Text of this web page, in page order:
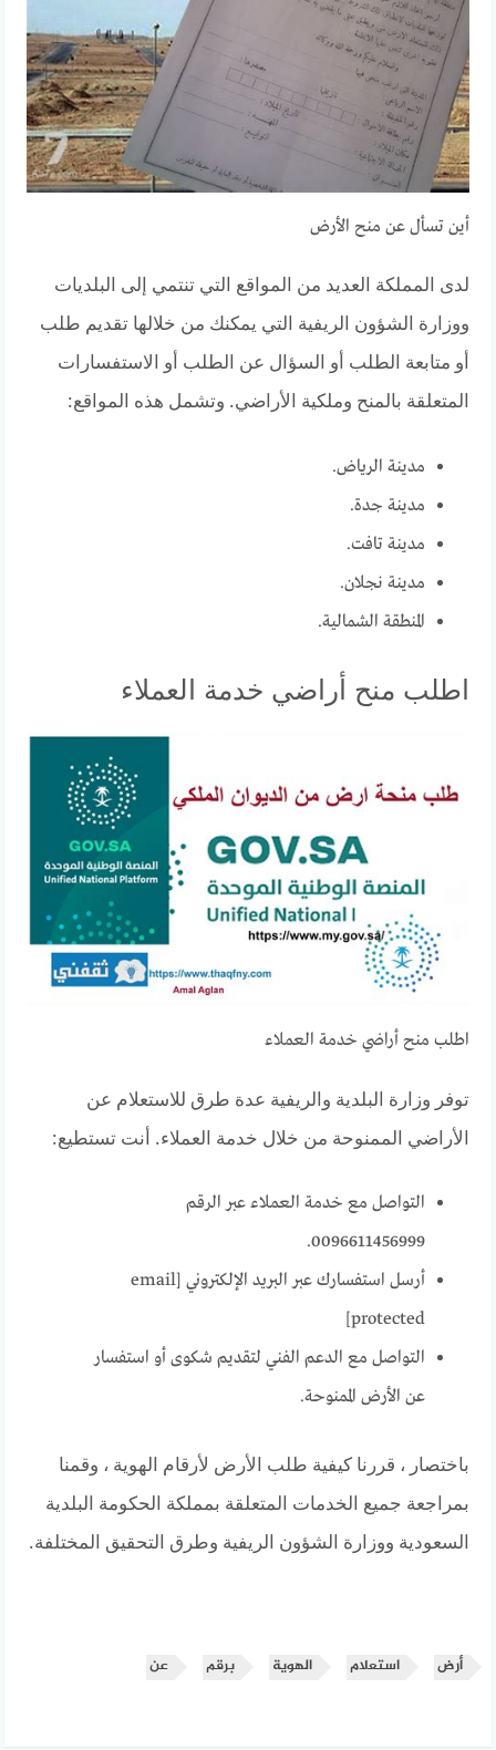
أين تسأل عن منح الأرض
لدى المملكة العديد من المواقع التي تنتمي إلى البلديات
ووزارة الشؤون الريفية التي يمكنك من خلالها تقديم طلب
أو متابعة الطلب أو السؤال عن الطلب أو الاستفسارات
المتعلقة بالمنح وملكية الأراضي. وتشمل هذه المواقع:
مدينة الرياض.
مدينة جدة.
مدينة تافت.
مدينة نجلان.
المنطقة الشمالية.
اطلب منح أراضي خدمة العملاء
اطلب منح أراضي خدمة العملاء
توفر وزارة البلدية والريفية عدة طرق للاستعلام عن
الأراضي الممنوحة من خلال خدمة العملاء. أنت تستطيع:
التواصل مع خدمة العملاء عبر الرقم
0096611456999.
أرسل استفسارك عبر البريد الإلكتروني [email
protected]
التواصل مع الدعم الفني لتقديم شكوى أو استفسار
عن الأرض الممنوحة.
باختصار ، قررنا كيفية طلب الأرض لأرقام الهوية ، وقمنا
بمراجعة جميع الخدمات المتعلقة بمملكة الحكومة البلدية
السعودية ووزارة الشؤون الريفية وطرق التحقيق المختلفة.
أرض استعلام الهوية برقم عن